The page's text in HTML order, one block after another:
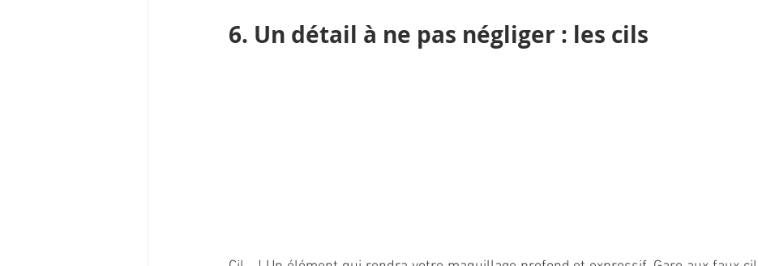
6. Un détail à ne pas négliger : les cils